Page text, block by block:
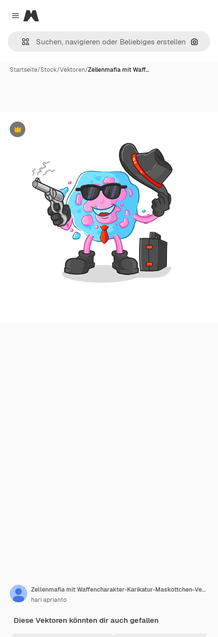
Close menu
Magnific
Nach
Startseite/Stock/Vektoren/Zellenmafia mit Waff…
Premium
Zellenmafia mit Waffencharakter-Karikatur-Maskottchen-Vektor
hari aprianto
Diese Vektoren könnten dir auch gefallen